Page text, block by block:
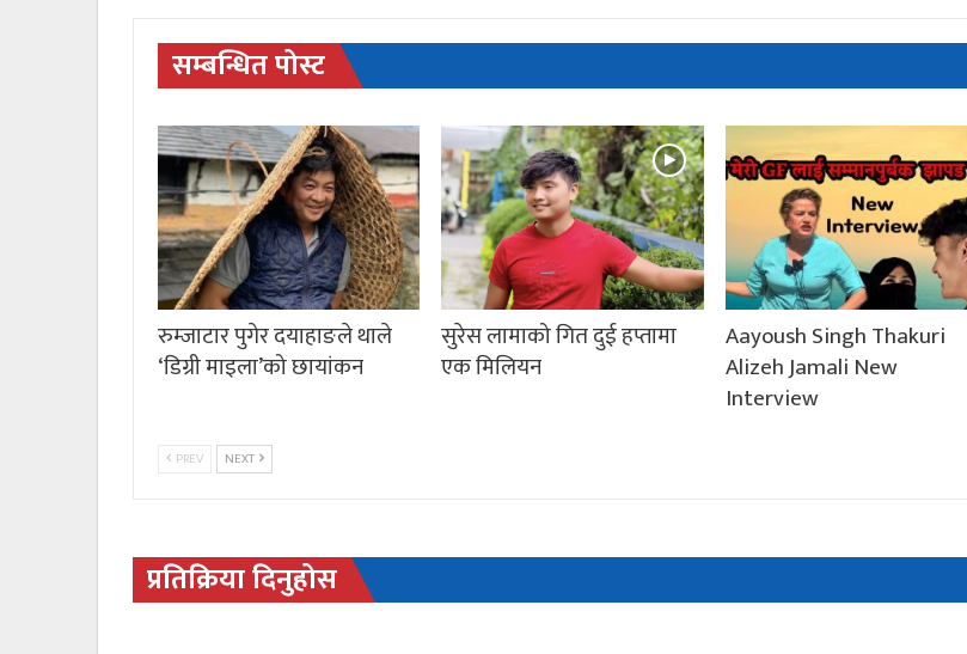
सम्बन्धित पोस्ट
रुम्जाटार पुगेर दयाहाङले थाले
‘डिग्री माइला’को छायांकन
सुरेस लामाको गित दुई हप्तामा
एक मिलियन
Aayoush Singh Thakuri
Alizeh Jamali New
Interview
PREV NEXT
प्रतिक्रिया दिनुहोस